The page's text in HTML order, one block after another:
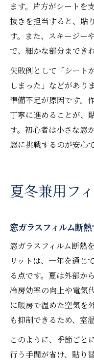
ます。片方がシートを
抜きを担当すると、貼
す。また、スキージー
で、細かな部分までき
失敗例として「シート
しまった」などがあり
準備不足が原因です。
丁寧に進めることが、
す。初心者は小さな窓
窓に挑戦するのが安心で
夏冬兼用フ
窓ガラスフィルム断
窓ガラスフィルム断熱
リットは、一年を通じ
る点です。夏は外部か
冷房効率の向上や電気
に暖房で温めた空気を
も抑制できるため、室
このように、季節ごと
行う手間が省け、貼り